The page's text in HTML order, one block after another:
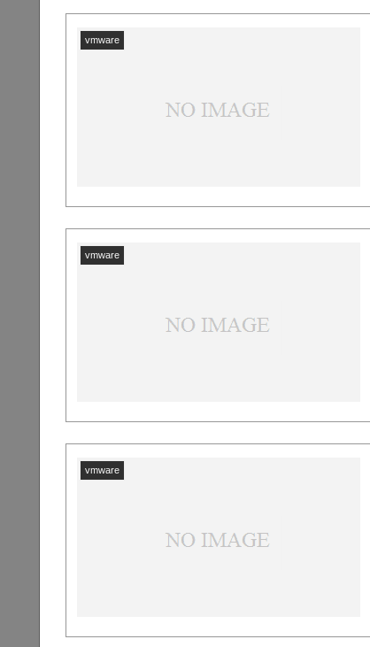
vmware
vmware
vmware